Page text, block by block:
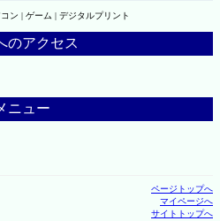
ン | ゲーム | デジタルプリント
のアクセス
ニュー
ページトップへ
マイページへ
サイトトップへ